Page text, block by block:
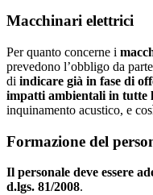
Macchinari elettrici
Per quanto concerne i
prevedono l’obbligo da
di indicare già in fase di
impatti ambientali in tutte
inquinamento acustico, e
Formazione del
Il personale deve essere
d.lgs. 81/2008.